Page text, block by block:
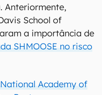
Anteriormente,
School of
a importância de
SHMOOSE no risco
Academy of